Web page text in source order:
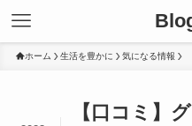
ホーム 生活を豊かに 気になる情報
【口コミ】